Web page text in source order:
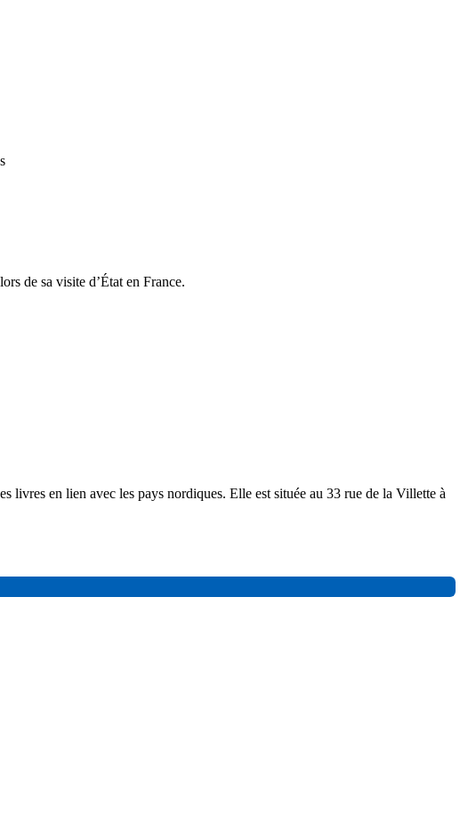
de sa visite d’État en France.
en lien avec les pays nordiques. Elle est située au 33 rue de la Villette à